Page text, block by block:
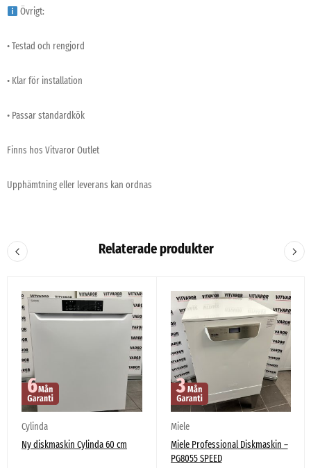
Övrigt:
• Testad och rengjord
• Klar för installation
• Passar standardkök
Finns hos Vitvaror Outlet
Upphämtning eller leverans kan ordnas
Relaterade produkter
Cylinda
Ny diskmaskin Cylinda 60 cm
Miele
Miele Professional Diskmaskin –
PG8055 SPEED